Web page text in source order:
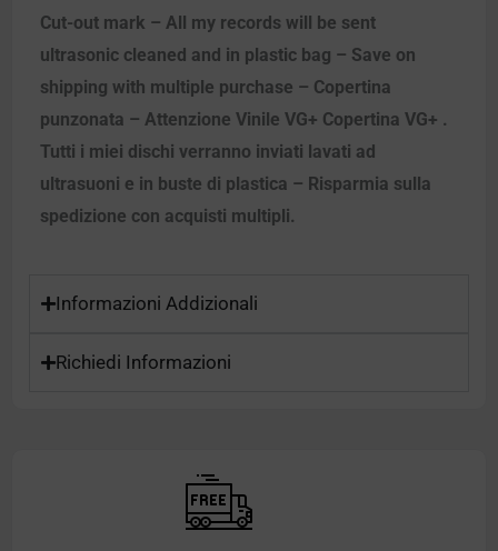
Cut-out mark – All my records will be sent
ultrasonic cleaned and in plastic bag – Save on
shipping with multiple purchase – Copertina
punzonata – Attenzione Vinile VG+ Copertina VG+ .
Tutti i miei dischi verranno inviati lavati ad
ultrasuoni e in buste di plastica – Risparmia sulla
spedizione con acquisti multipli.
Informazioni Addizionali
Richiedi Informazioni